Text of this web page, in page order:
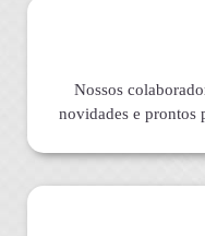
Nossos
novidades e prontos